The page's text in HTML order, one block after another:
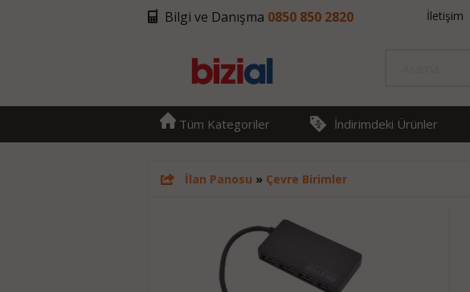
Bilgi ve Danışma 0850 850 2820 İletişim
Tüm Kategoriler İndirimdeki Ürünler
İlan Panosu » Çevre Birimler